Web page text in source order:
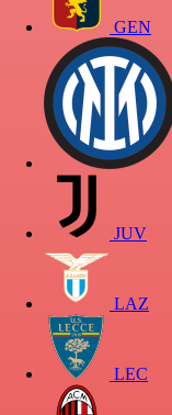
GEN
JUV
LAZ
LEC